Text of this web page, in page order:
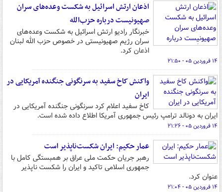
اذعان ارتش اسرائیل به شکست وعده‌های سران
صهیونیست درباره حزب‌الله
خبرنگار رادیو ارتش اسرائیل به شکست وعده‌های
سران رژیم صهیونیستی در خصوص حزب الله لبنان
اذعان کرد.
۱۴ فروردین ۰۵ - ۲۱:۵۰
واکنش کاخ سفید به سرنگونی جنگنده آمریکایی در
ایران
کاخ سفید اعلام کرد سرنگونی جنگنده آمریکایی در
ایران به دونالد ترامپ رئیس جمهوری آمریکا اطلاع داده شده است.
۱۴ فروردین ۰۵ - ۲۱:۲۶
عمار حکیم: ایران شکست‌ناپذیر است
رهبر جریان حکمت ملی عراق بر همبستگی کامل با
جمهوری اسلامی تاکید و ایران را شکست ناپذیر
عنوان کرد.
۱۴ فروردین ۰۵ - ۲۱:۰۴